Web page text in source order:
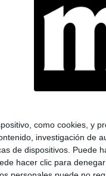
como cookies, y
investigación de
de dispositivos.
hacer clic para
perfilcom@perfil.com|